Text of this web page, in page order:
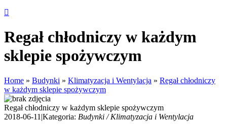
Regał chłodniczy w każdym
sklepie spożywczym
Home » Budynki » Klimatyzacja i Wentylacja » Regał chłodniczy
w każdym sklepie spożywczym
Regał chłodniczy w każdym sklepie spożywczym
2018-06-11 |Kategoria: Budynki / Klimatyzacja i Wentylacja